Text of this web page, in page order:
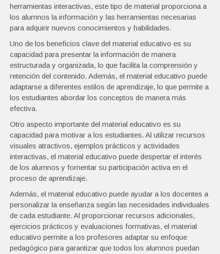
herramientas interactivas, este tipo de material proporciona a
los alumnos la información y las herramientas necesarias
para adquirir nuevos conocimientos y habilidades.
Uno de los beneficios clave del material educativo es su
capacidad para presentar la información de manera
estructurada y organizada, lo que facilita la comprensión y
retención del contenido. Además, el material educativo puede
adaptarse a diferentes estilos de aprendizaje, lo que permite a
los estudiantes abordar los conceptos de manera más
efectiva.
Otro aspecto importante del material educativo es su
capacidad para motivar a los estudiantes. Al utilizar recursos
visuales atractivos, ejemplos prácticos y actividades
interactivas, el material educativo puede despertar el interés
de los alumnos y fomentar su participación activa en el
proceso de aprendizaje.
Además, el material educativo puede ayudar a los docentes a
personalizar la enseñanza según las necesidades individuales
de cada estudiante. Al proporcionar recursos adicionales,
ejercicios prácticos y evaluaciones formativas, el material
educativo permite a los profesores adaptar su enfoque
pedagógico para garantizar que todos los alumnos puedan